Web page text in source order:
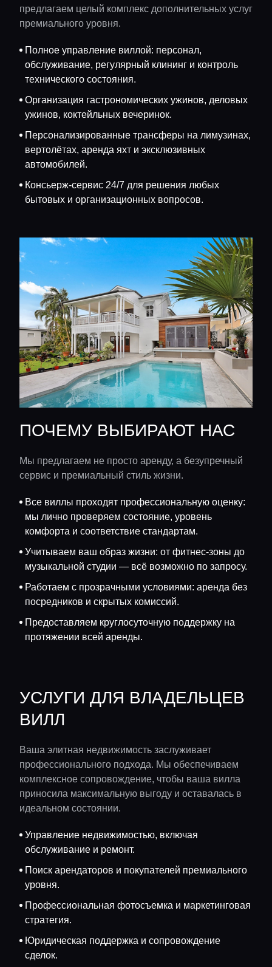
предлагаем целый комплекс дополнительных услуг
премиального уровня.
Полное управление виллой: персонал,
обслуживание, регулярный клининг и контроль
технического состояния.
Организация гастрономических ужинов, деловых
ужинов, коктейльных вечеринок.
Персонализированные трансферы на лимузинах,
вертолётах, аренда яхт и эксклюзивных
автомобилей.
Консьерж-сервис 24/7 для решения любых
бытовых и организационных вопросов.
ПОЧЕМУ ВЫБИРАЮТ НАС
Мы предлагаем не просто аренду, а безупречный
сервис и премиальный стиль жизни.
Все виллы проходят профессиональную оценку:
мы лично проверяем состояние, уровень
комфорта и соответствие стандартам.
Учитываем ваш образ жизни: от фитнес-зоны до
музыкальной студии — всё возможно по запросу.
Работаем с прозрачными условиями: аренда без
посредников и скрытых комиссий.
Предоставляем круглосуточную поддержку на
протяжении всей аренды.
УСЛУГИ ДЛЯ ВЛАДЕЛЬЦЕВ
ВИЛЛ
Ваша элитная недвижимость заслуживает
профессионального подхода. Мы обеспечиваем
комплексное сопровождение, чтобы ваша вилла
приносила максимальную выгоду и оставалась в
идеальном состоянии.
Управление недвижимостью, включая
обслуживание и ремонт.
Поиск арендаторов и покупателей премиального
уровня.
Профессиональная фотосъемка и маркетинговая
стратегия.
Юридическая поддержка и сопровождение
сделок.